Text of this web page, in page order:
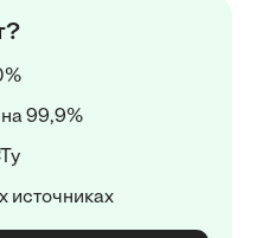
на 99,9%
источниках